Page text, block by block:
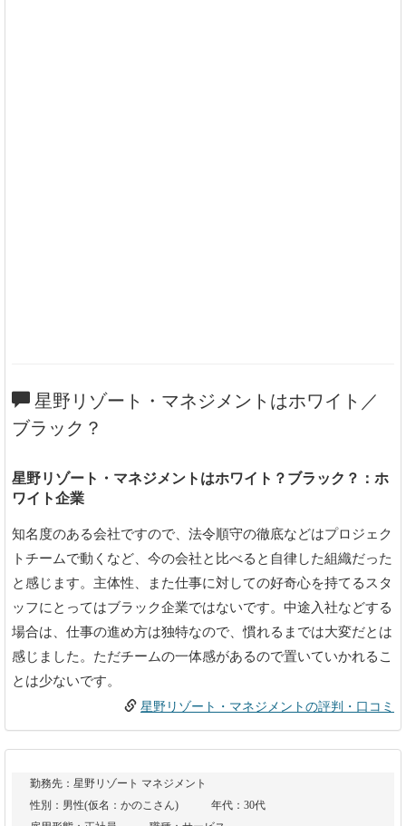
星野リゾート・マネジメントはホワイト／
ブラック？
星野リゾート・マネジメントはホワイト？ブラック？：ホ
ワイト企業
知名度のある会社ですので、法令順守の徹底などはプロジェク
トチームで動くなど、今の会社と比べると自律した組織だった
と感じます。主体性、また仕事に対しての好奇心を持てるスタ
ッフにとってはブラック企業ではないです。中途入社などする
場合は、仕事の進め方は独特なので、慣れるまでは大変だとは
感じました。ただチームの一体感があるので置いていかれるこ
とは少ないです。
星野リゾート・マネジメントの評判・口コミ
勤務先：星野リゾート マネジメント
性別：男性(仮名：かのこさん)
年代：30代